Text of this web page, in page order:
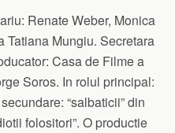
Renate Weber, Monica
Tatiana Mungiu. Secretara
Casa de Filme a
Soros. In rolul principal:
“salbaticii” din
folositori”. O productie